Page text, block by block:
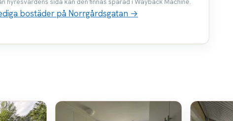
hyresvärdens sida kan den finnas sparad i Wayback Machine.
bostäder på Norrgårdsgatan →